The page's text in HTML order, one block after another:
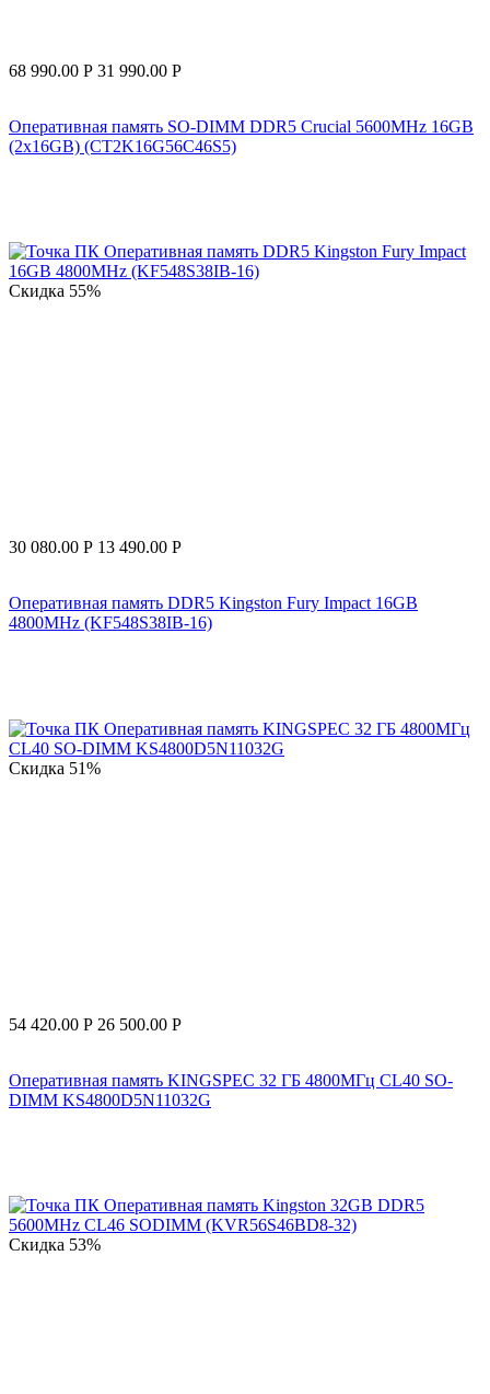
68 990.00 Р 31 990.00 Р
Оперативная память SO-DIMM DDR5 Crucial 5600MHz 16GB
(2x16GB) (CT2K16G56C46S5)
Скидка 55%
30 080.00 Р 13 490.00 Р
Оперативная память DDR5 Kingston Fury Impact 16GB
4800MHz (KF548S38IB-16)
Скидка 51%
54 420.00 Р 26 500.00 Р
Оперативная память KINGSPEC 32 ГБ 4800МГц CL40 SO-
DIMM KS4800D5N11032G
Скидка 53%